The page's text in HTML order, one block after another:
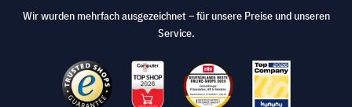
Wir wurden mehrfach ausgezeichnet – für unsere Preise und unseren
Service.